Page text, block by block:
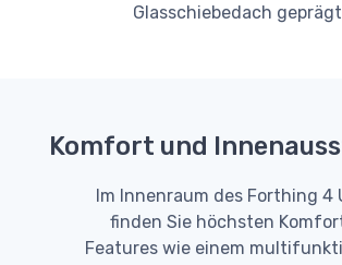
Glasschiebedach
Komfort und
Im Innenraum des Forthing 4
finden Sie höchsten
Features wie einem